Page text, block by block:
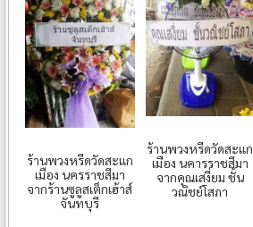
ร้านพวงหรีดวัดสะแก
เมือง นครราชสีมา
จากร้านซูลูสเต็กเฮ้าส์
จันทบุรี
ร้านพวงหรีดวัดสะแก
เมือง นคารราชสีมา
จากคุณเสงี่ยม ชั้น
วณิชย์โสภา